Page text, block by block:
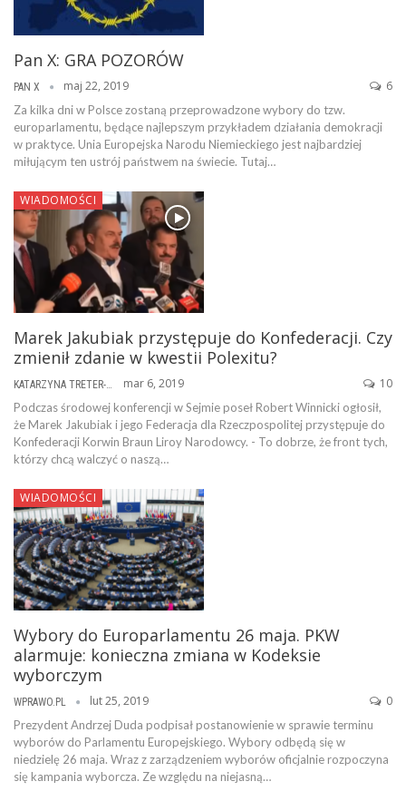
Pan X: GRA POZORÓW
PAN X maj 22, 2019 6
Za kilka dni w Polsce zostaną przeprowadzone wybory do tzw.
europarlamentu, będące najlepszym przykładem działania demokracji
w praktyce. Unia Europejska Narodu Niemieckiego jest najbardziej
miłującym ten ustrój państwem na świecie. Tutaj…
WIADOMOŚCI
Marek Jakubiak przystępuje do Konfederacji. Czy
zmienił zdanie w kwestii Polexitu?
KATARZYNA TRETER-SIERPIŃSKA mar 6, 2019 10
Podczas środowej konferencji w Sejmie poseł Robert Winnicki ogłosił,
że Marek Jakubiak i jego Federacja dla Rzeczpospolitej przystępuje do
Konfederacji Korwin Braun Liroy Narodowcy. - To dobrze, że front tych,
którzy chcą walczyć o naszą…
WIADOMOŚCI
Wybory do Europarlamentu 26 maja. PKW
alarmuje: konieczna zmiana w Kodeksie
wyborczym
WPRAWO.PL lut 25, 2019 0
Prezydent Andrzej Duda podpisał postanowienie w sprawie terminu
wyborów do Parlamentu Europejskiego. Wybory odbędą się w
niedzielę 26 maja. Wraz z zarządzeniem wyborów oficjalnie rozpoczyna
się kampania wyborcza. Ze względu na niejasną…